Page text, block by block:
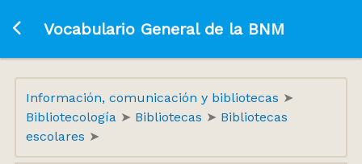
Ir a la página principal
Vocabulario General de la BNM
Información, comunicación y bibliotecas
Bibliotecología
Bibliotecas
Bibliotecas
escolares